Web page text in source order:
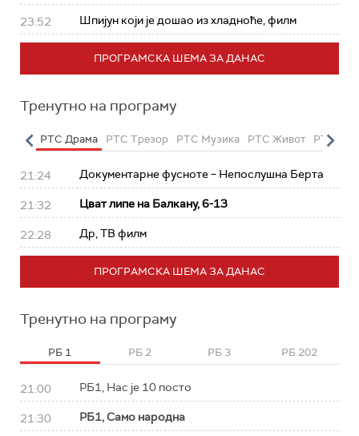
23:52 Шпијун који је дошао из хладноће, филм
ПРОГРАМСКА ШЕМА ЗА ДАНАС
Тренутно на програму
РТС Драма РТС Трезор РТС Музика РТС Живот РТС
21:24 Документарне фусноте – Непослушна Берта
21:32 Цват липе на Балкану, 6-13
22:28 Др, ТВ филм
ПРОГРАМСКА ШЕМА ЗА ДАНАС
Тренутно на програму
РБ 1 РБ 2 РБ 3 РБ 202
21:00 РБ1, Нас је 10 посто
21:30 РБ1, Само народна